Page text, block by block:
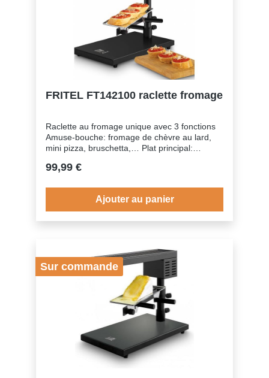
FRITEL FT142100 raclette fromage
Raclette au fromage unique avec 3 fonctions
Amuse-bouche: fromage de chèvre au lard,
mini pizza, bruschetta,… Plat principal:
brûlée Convient pour une part tout comme
OuiCommande Température règlable
OuiConfort Type de thermostat Réglable en
continu (jusqu’à 310°C)Consommation
OuiFonctions Convient pour gratiner
OuiConvient pour une boule de fromage
OuiGénéral Electrique OuiGarantie 2
jaarRaclette au fromage OuiSécurité Sécurité
contre la surchauffe Oui
99,99 €
Ajouter au panier
Sur commande